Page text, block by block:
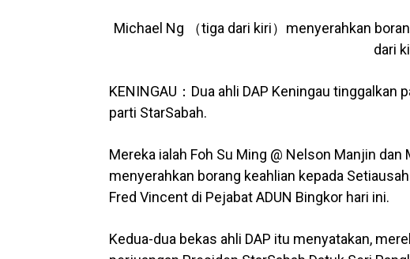
Michael Ng （tiga dari kiri）menyerahkan
dari
KENINGAU：Dua ahli DAP Keningau
parti StarSabah.
Mereka ialah Foh Su Ming @ Nelson Manjin
menyerahkan borang keahlian kepada
Fred Vincent di Pejabat ADUN Bingkor hari ini.
Kedua-dua bekas ahli DAP itu menyatakan,